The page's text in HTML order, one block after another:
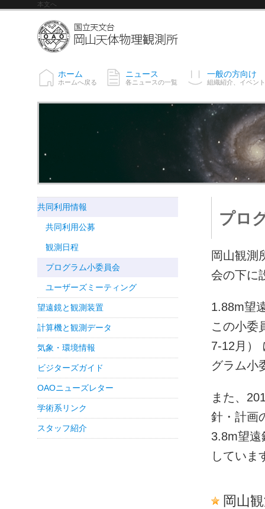
本文へ
ホーム
ホームへ戻る
ニュース
各ニュースの一覧
一般の方向け
組織紹介、イベン
プロ
岡山観測
会の下に
1.88m望
この小委
7-12月）
グラム小
また、
針・計画
3.8m望遠
していま
岡山
共同利用情報
共同利用公募
観測日程
プログラム小委員会
ユーザーズミーティング
望遠鏡と観測装置
計算機と観測データ
気象・環境情報
ビジターズガイド
OAOニューズレター
学術系リンク
スタッフ紹介